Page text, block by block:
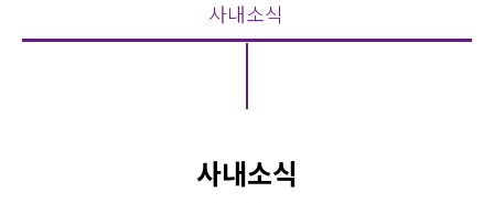
사내소식
사내소식